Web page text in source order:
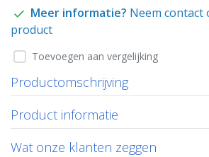
Meer informatie? Neem contact
product
Toevoegen aan vergelijking
Productomschrijving
Product informatie
Wat onze klanten zeggen